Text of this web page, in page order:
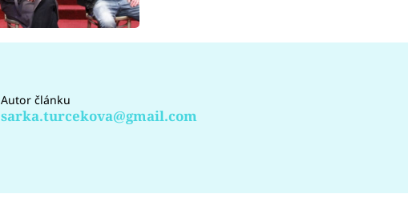
Autor článku
sarka.turcekova@gmail.com